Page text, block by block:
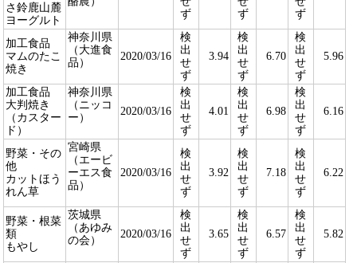
さ鈴鹿山麓
ヨーグルト
ず
ず
ず
加工食品
マムのたこ
焼き
神奈川県
（大進食
品）
2020/03/16
検
出
せ
ず
3.94
検
出
せ
ず
6.70
検
出
せ
ず
5.96
加工食品
大判焼き
（カスター
ド）
神奈川県
（ニッコ
ー）
2020/03/16
検
出
せ
ず
4.01
検
出
せ
ず
6.98
検
出
せ
ず
6.16
野菜・その
他
カットほう
れん草
宮崎県
（エービ
ーエス食
品）
2020/03/16
検
出
せ
ず
3.92
検
出
せ
ず
7.18
検
出
せ
ず
6.22
野菜・根菜
類
もやし
茨城県
（あゆみ
の会）
2020/03/16
検
出
せ
ず
3.65
検
出
せ
ず
6.57
検
出
せ
ず
5.82